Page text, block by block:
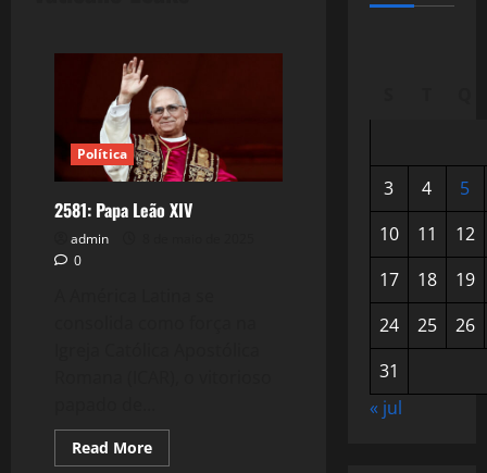
Política
2581: Papa Leão XIV
admin
0
Read MoreRead
more
3 4
5
10
11
12
17
18
19
24
25
26
31
« jul